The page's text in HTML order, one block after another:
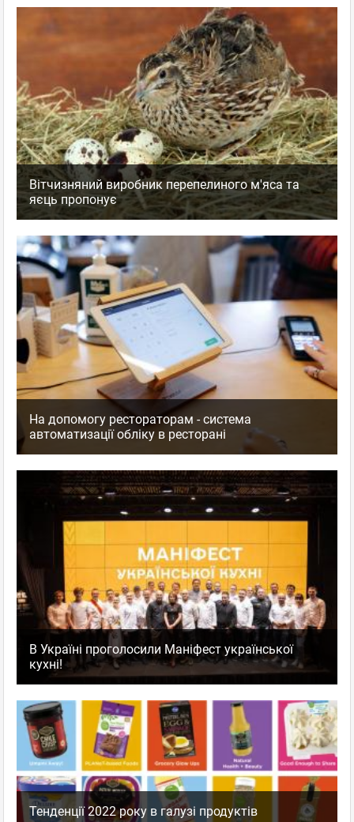
Вітчизняний виробник перепелиного м'яса та
яєць пропонує
На допомогу рестораторам - система
автоматизації обліку в ресторані
В Україні проголосили Маніфест української
кухні!
Тенденції 2022 року в галузі продуктів